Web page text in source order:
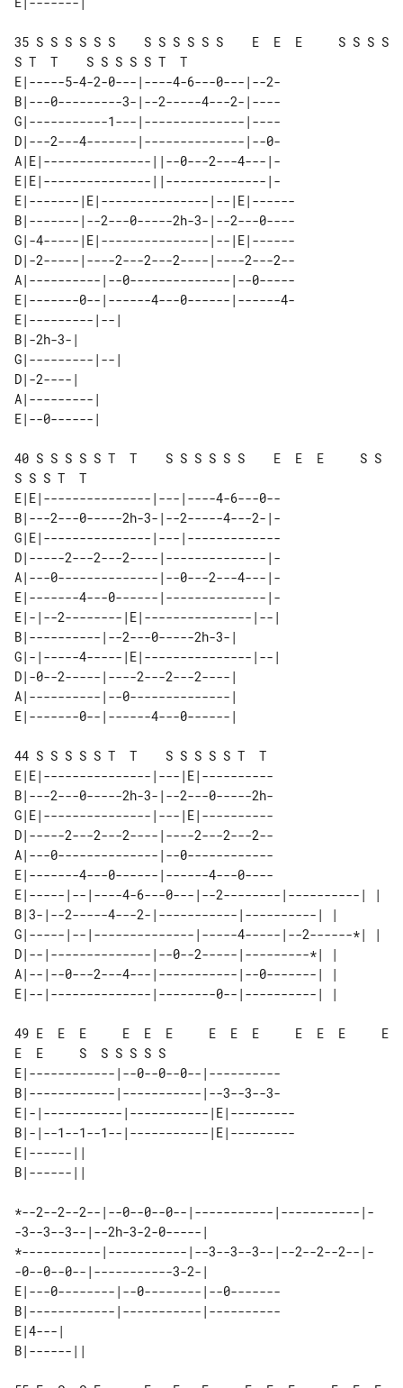
35 S S S S S S    S S S S S S    E  E  E     S S S S
S T  T    S S S S S T  T
E|-----5-4-2-0---|----4-6---0---|--2-
B|---0---------3-|--2-----4---2-|----
G|-----------1---|--------------|----
D|---2---4-------|--------------|--0-
A|E|---------------||--0---2---4---|-
E|E|---------------||--------------|-
E|-------|E|---------------|--|E|------
B|-------|--2---0-----2h-3-|--2---0----
G|-4-----|E|---------------|--|E|------
D|-2-----|----2---2---2----|----2---2--
A|----------|--0--------------|--0-----
E|-------0--|------4---0------|------4-
E|---------|--|
B|-2h-3-|
G|---------|--|
D|-2----|
A|---------|
40 S S S S S T  T    S S S S S S    E  E  E     S S
S S S T  T
E|E|---------------|---|----4-6---0--
B|---2---0-----2h-3-|--2-----4---2-|-
G|E|---------------|---|-------------
D|-----2---2---2----|--------------|-
A|---0--------------|--0---2---4---|-
E|-------4---0------|--------------|-
E|-|--2--------|E|---------------|--|
B|----------|--2---0-----2h-3-|
G|-|-----4-----|E|---------------|--|
D|-0--2-----|----2---2---2----|
A|----------|--0--------------|
44 S S S S S T  T    S S S S S T  T
E|E|---------------|---|E|----------
B|---2---0-----2h-3-|--2---0-----2h-
G|E|---------------|---|E|----------
D|-----2---2---2----|----2---2---2--
A|---0--------------|--0------------
E|-------4---0------|------4---0----
E|-----|--|----4-6---0---|--2--------|----------| |
B|3-|--2-----4---2-|-----------|----------| |
G|-----|--|--------------|-----4-----|--2------*| |
D|--|--------------|--0--2-----|---------*| |
A|--|--0---2---4---|-----------|--0-------| |
49 E  E  E     E  E  E     E  E  E     E  E  E     E
E  E     S  S S S S S
E|------------|--0--0--0--|----------
B|------------|-----------|--3--3--3-
E|-|-----------|-----------|E|---------
B|-|--1--1--1--|-----------|E|---------
E|------||
*--2--2--2--|--0--0--0--|-----------|-----------|-
-3--3--3--|--2h-3-2-0-----|
*-----------|-----------|--3--3--3--|--2--2--2--|-
E|---0--------|--0--------|--0-------
B|------------|-----------|----------
E|4---|